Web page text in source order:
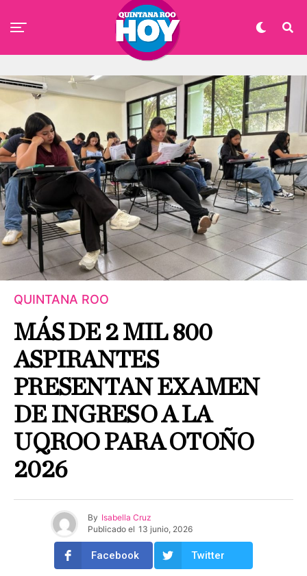
QUINTANA ROO
MÁS DE 2 MIL 800
ASPIRANTES
PRESENTAN EXAMEN
DE INGRESO A LA
UQROO PARA OTOÑO
2026
By Isabella Cruz
Publicado el 13 junio, 2026
Facebook Twitter